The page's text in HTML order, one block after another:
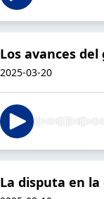
Los avances
2025-03-20
La disputa en la